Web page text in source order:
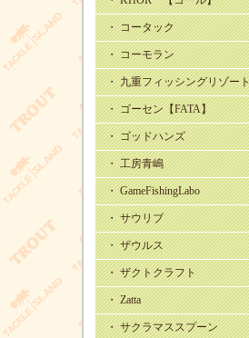
・ コータック
・ コーモラン
・ 九重フィッシングリゾート
・ ゴーセン【FATA】
・ ゴッドハンズ
・ 工房青嶋
・ GameFishingLabo
・ サウリブ
・ ザウルス
・ ザクトクラフト
・ Zatta
・ サクラマススプーン